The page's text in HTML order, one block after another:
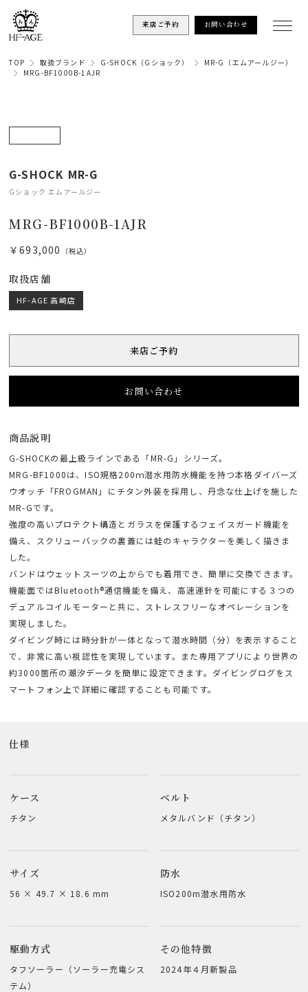
来店ご予約 お問い合わせ
TOP 取扱ブランド G-SHOCK（Gショック）
MR-G（エムアールジー）
MRG-BF1000B-1AJR
G-SHOCK MR-G
Gショック エムアールジー
MRG-BF1000B-1AJR
￥693,000 （税込）
取扱店舗
HF-AGE 高崎店
来店ご予約
お問い合わせ
商品説明
G-SHOCKの最上級ラインである「MR-G」シリーズ。
MRG-BF1000は、ISO規格200ｍ潜水用防水機能を持つ本格ダイバーズ
ウオッチ「FROGMAN」にチタン外装を採用し、丹念な仕上げを施した
MR-Gです。
強度の高いプロテクト構造とガラスを保護するフェイスガード機能を
備え、スクリューバックの裏蓋には蛙のキャラクターを美しく描きま
した。
バンドはウェットスーツの上からでも着用でき、簡単に交換できます。
機能面ではBluetooth®通信機能を備え、高速運針を可能にする３つの
デュアルコイルモーターと共に、ストレスフリーなオペレーションを
実現しました。
ダイビング時には時分針が一体となって潜水時間（分）を表示すること
で、非常に高い視認性を実現しています。また専用アプリにより世界の
約3000箇所の潮汐データを簡単に設定できます。ダイビングログをス
マートフォン上で詳細に確認することも可能です。
仕様
ケース
チタン
ベルト
メタルバンド（チタン）
サイズ
56 × 49.7 × 18.6 mm
防水
ISO200m潜水用防水
駆動方式
タフソーラー（ソーラー充電シス
テム）
その他特徴
2024年４月新製品